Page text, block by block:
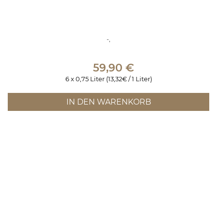
-,
59,90 €
6 x 0,75 Liter (13,32€ / 1 Liter)
IN DEN WARENKORB